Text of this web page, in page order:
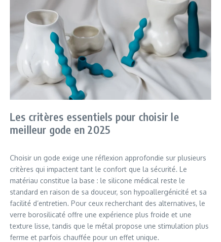
Les critères essentiels pour choisir le
meilleur gode en 2025
Choisir un gode exige une réflexion approfondie sur plusieurs
critères qui impactent tant le confort que la sécurité. Le
matériau constitue la base : le silicone médical reste le
standard en raison de sa douceur, son hypoallergénicité et sa
facilité d’entretien. Pour ceux recherchant des alternatives, le
verre borosilicaté offre une expérience plus froide et une
texture lisse, tandis que le métal propose une stimulation plus
ferme et parfois chauffée pour un effet unique.